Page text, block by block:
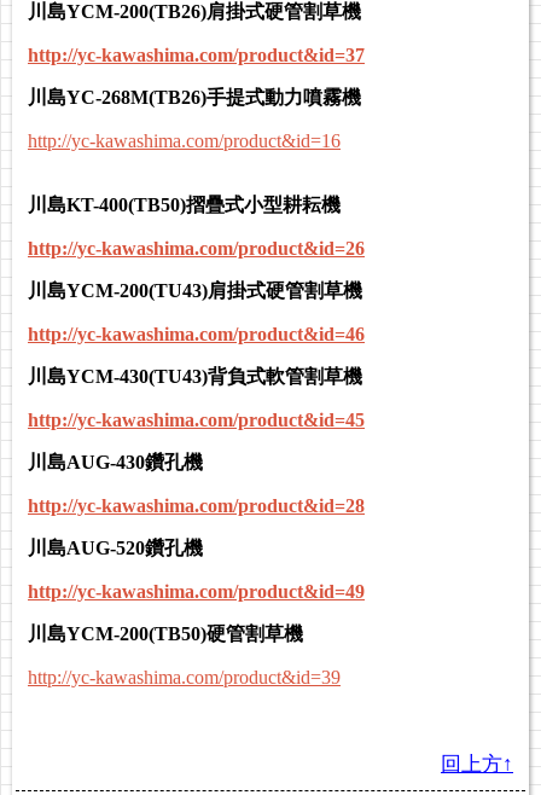
川島YCM-200(TB26)肩掛式硬管割草機
http://yc-kawashima.com/product&id=37
川島YC-268M(TB26)手提式動力噴霧機
http://yc-kawashima.com/product&id=16
川島KT-400(TB50)摺疊式小型耕耘機
http://yc-kawashima.com/product&id=26
川島YCM-200(TU43)肩掛式硬管割草機
http://yc-kawashima.com/product&id=46
川島YCM-430(TU43)背負式軟管割草機
http://yc-kawashima.com/product&id=45
川島AUG-430鑽孔機
http://yc-kawashima.com/product&id=28
川島AUG-520鑽孔機
http://yc-kawashima.com/product&id=49
川島YCM-200(TB50)硬管割草機
http://yc-kawashima.com/product&id=39
回上方↑